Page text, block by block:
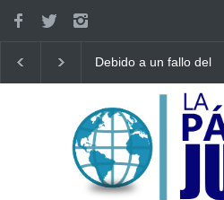
Debido a un fallo del
tribunales rabínicos se
enfrentan a un cierre a
partir del domingo